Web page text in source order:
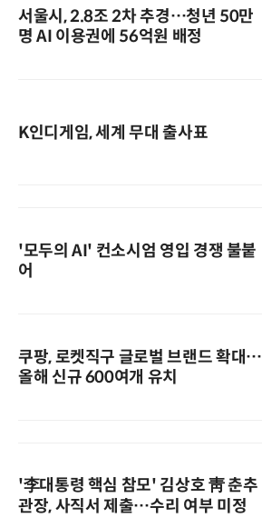
서울시, 2.8조 2차 추경…청년 50만
명 AI 이용권에 56억원 배정
K인디게임, 세계 무대 출사표
'모두의 AI' 컨소시엄 영입 경쟁 불붙
어
쿠팡, 로켓직구 글로벌 브랜드 확대…
올해 신규 600여개 유치
'李대통령 핵심 참모' 김상호 靑 춘추
관장, 사직서 제출…수리 여부 미정